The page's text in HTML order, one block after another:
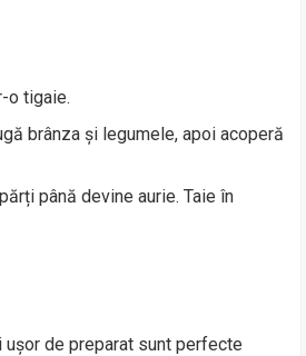
o tigaie.
brânza și legumele, apoi acoperă
până devine aurie. Taie în
de preparat sunt perfecte